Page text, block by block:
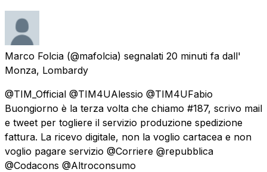
Marco Folcia (@mafolcia) segnalati 20 minuti fa dall'
Monza, Lombardy
@TIM_Official @TIM4UAlessio @TIM4UFabio
Buongiorno è la terza volta che chiamo #187, scrivo mail
e tweet per togliere il servizio produzione spedizione
fattura. La ricevo digitale, non la voglio cartacea e non
voglio pagare servizio @Corriere @repubblica
@Codacons @Altroconsumo